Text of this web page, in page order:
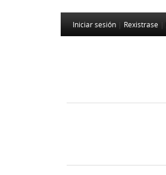
Iniciar sesión Rexistrase